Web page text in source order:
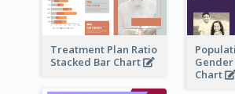
Treatment Plan Ratio
Stacked Bar Chart
Chart